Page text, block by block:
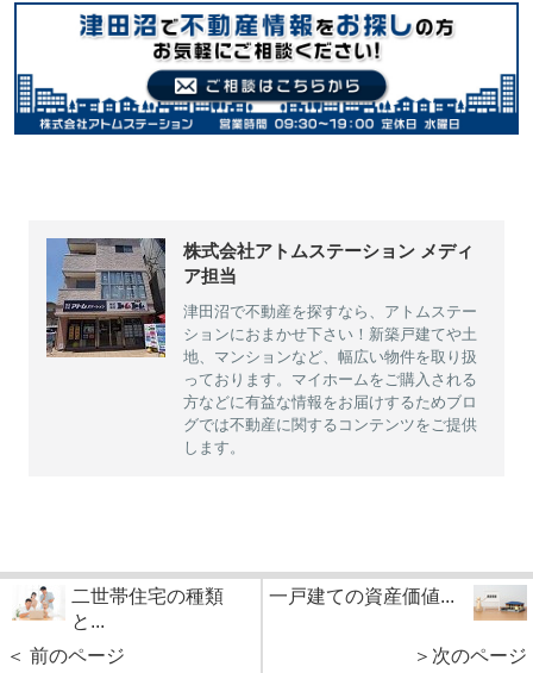
株式会社アトムステーション メディ
ア担当
津田沼で不動産を探すなら、アトムステー
ションにおまかせ下さい！新築戸建てや土
地、マンションなど、幅広い物件を取り扱
っております。マイホームをご購入される
方などに有益な情報をお届けするためブロ
グでは不動産に関するコンテンツをご提供
します。
二世帯住宅の種類
と...
＜ 前のページ
一戸建ての資産価値...
＞次のページ